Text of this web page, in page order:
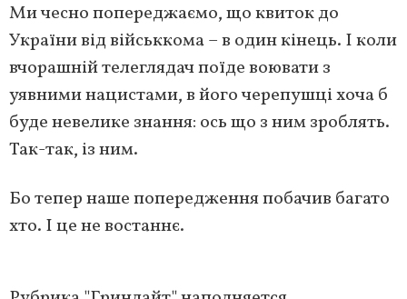
Ми чесно попереджаємо, що квиток до
України від військкома – в один кінець. І коли
вчорашній телеглядач поїде воювати з
уявними нацистами, в його черепушці хоча б
буде невелике знання: ось що з ним зроблять.
Так-так, із ним.
Бо тепер наше попередження побачив багато
хто. І це не востаннє.